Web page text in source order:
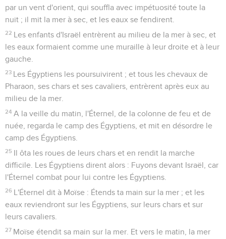
par un vent d'orient, qui souffla avec impétuosité toute la
nuit ; il mit la mer à sec, et les eaux se fendirent.
22 Les enfants d'Israël entrèrent au milieu de la mer à sec, et
les eaux formaient comme une muraille à leur droite et à leur
gauche.
23 Les Égyptiens les poursuivirent ; et tous les chevaux de
Pharaon, ses chars et ses cavaliers, entrèrent après eux au
milieu de la mer.
24 A la veille du matin, l'Éternel, de la colonne de feu et de
nuée, regarda le camp des Égyptiens, et mit en désordre le
camp des Égyptiens.
25 Il ôta les roues de leurs chars et en rendit la marche
difficile. Les Égyptiens dirent alors : Fuyons devant Israël, car
l'Éternel combat pour lui contre les Égyptiens.
26 L'Éternel dit à Moïse : Étends ta main sur la mer ; et les
eaux reviendront sur les Égyptiens, sur leurs chars et sur
leurs cavaliers.
27 Moïse étendit sa main sur la mer. Et vers le matin, la mer